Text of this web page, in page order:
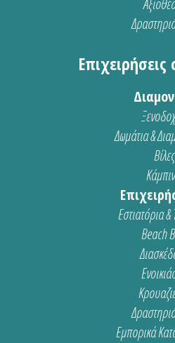
Δωμάτια &
Βίλες
Εστιατόρια
Beach
Εμπορικά